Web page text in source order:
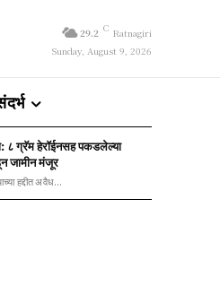
29.2 C Ratnagiri
Sunday, August 9, 2026
८ ग्रॅम हेरॉईनसह पकडलेल्या
जामीन मंजूर
हद्दीत अवैध...